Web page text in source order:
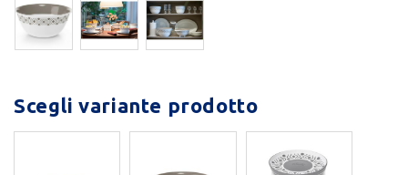
Scegli variante prodotto